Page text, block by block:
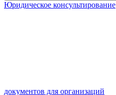
Юридическое консультирование
документов для организаций